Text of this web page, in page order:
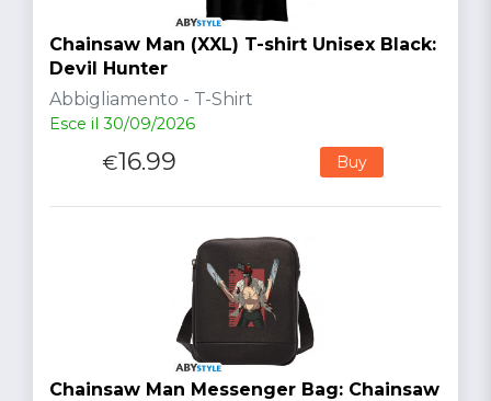
Chainsaw Man (XXL) T-shirt Unisex Black:
Devil Hunter
Abbigliamento - T-Shirt
Esce il 30/09/2026
€16.99 Buy
Chainsaw Man Messenger Bag: Chainsaw